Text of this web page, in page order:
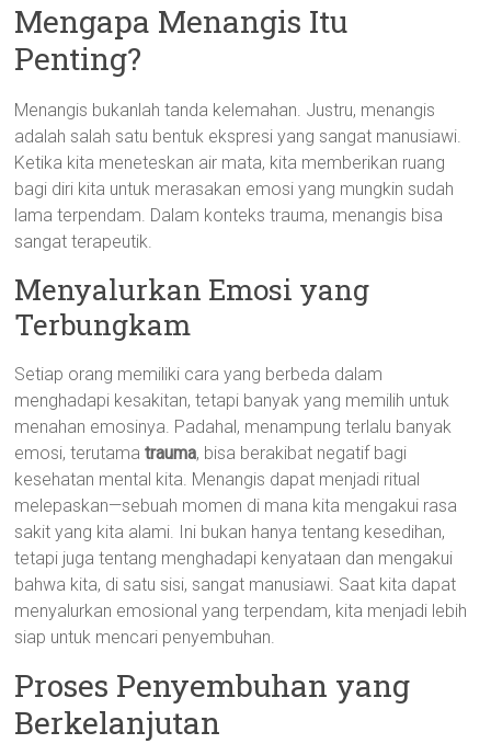
Mengapa Menangis Itu
Penting?
Menangis bukanlah tanda kelemahan. Justru, menangis
adalah salah satu bentuk ekspresi yang sangat manusiawi.
Ketika kita meneteskan air mata, kita memberikan ruang
bagi diri kita untuk merasakan emosi yang mungkin sudah
lama terpendam. Dalam konteks trauma, menangis bisa
sangat terapeutik.
Menyalurkan Emosi yang
Terbungkam
Setiap orang memiliki cara yang berbeda dalam
menghadapi kesakitan, tetapi banyak yang memilih untuk
menahan emosinya. Padahal, menampung terlalu banyak
emosi, terutamatrauma, bisa berakibat negatif bagi
kesehatan mental kita. Menangis dapat menjadi ritual
melepaskan—sebuah momen di mana kita mengakui rasa
sakit yang kita alami. Ini bukan hanya tentang kesedihan,
tetapi juga tentang menghadapi kenyataan dan mengakui
bahwa kita, di satu sisi, sangat manusiawi. Saat kita dapat
menyalurkan emosional yang terpendam, kita menjadi lebih
siap untuk mencari penyembuhan.
Proses Penyembuhan yang
Berkelanjutan